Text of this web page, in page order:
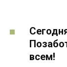
всем!